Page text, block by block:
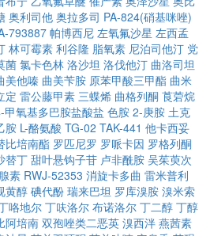
奥利司他 奥拉多司 PA-824(硝基咪唑)
793887 帕博西尼 左氧氟沙星 左西孟
林可霉素 利谷隆 脂氧素 尼泊司他汀 党
菌 氯卡色林 洛沙坦 洛伐他汀 曲洛司坦
美他嗪 曲美苄胺 原苯甲酸三甲酯 曲米
定 雷公藤甲素 三蝶烯 曲格列酮 莨菪烷
甲氧基多巴胺盐酸盐 色胺 2-庚胺 土克
胺 L-酪氨酸 TG-02 TAK-441 他卡西妥
比培南酯 罗匹尼罗 罗哌卡因 罗格列酮
替丁 甜叶悬钩子苷 卢非酰胺 吴茱萸次
素 RWJ-52353 消旋卡多曲 雷米普利
黄醇 碘代酚 瑞来巴坦 罗库溴胺 溴米索
咯地尔 丁呋洛尔 布诺洛尔 丁二醇 丁醇
阿培南 双孢唑类二恶英 溴西泮 燕茜素